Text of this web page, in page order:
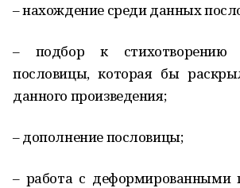
– нахождение среди данных
– подбор к стихотворению
пословицы, которая бы
данного произведения;
– дополнение пословицы;
– работа с деформированными